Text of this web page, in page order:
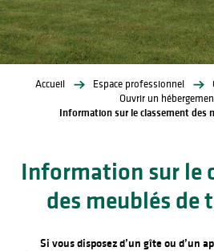
Accueil Espace professionnel
Ouvrir un
Information sur le classement des
Information sur le
des meublés de
Si vous disposez d’un gîte ou d’un